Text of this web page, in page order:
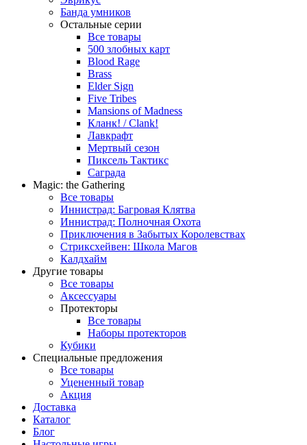
Банда умников
Остальные серии
Все товары
500 злобных карт
Blood Rage
Brass
Elder Sign
Five Tribes
Mansions of Madness
Кланк! / Clank!
Лавкрафт
Мертвый сезон
Пиксель Тактикс
Саграда
Magic: the Gathering
Все товары
Иннистрад: Багровая Клятва
Иннистрад: Полночная Охота
Приключения в Забытых Королевствах
Стриксхейвен: Школа Магов
Калдхайм
Другие товары
Все товары
Аксессуары
Протекторы
Все товары
Наборы протекторов
Кубики
Специальные предложения
Все товары
Уцененный товар
Акция
Доставка
Каталог
Блог